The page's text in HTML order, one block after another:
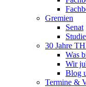
Gremien
Senat
30 Jahre
Was
Wir
Blog
Termine &